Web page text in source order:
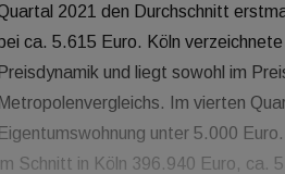
2021 den Durchschnitt
bei ca. 5.615 Euro. Köln
Preisdynamik und liegt sowohl im
Metropolenvergleichs. Im vierten
Eigentumswohnung unter 5.000
Schnitt in Köln 396.940 Euro, ca.